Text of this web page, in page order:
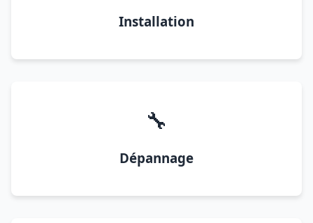
Installation
🔧
Dépannage